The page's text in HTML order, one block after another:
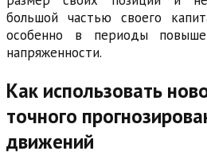
большой частью своего
особенно в периоды
напряженности.
Как использовать
точного
движений